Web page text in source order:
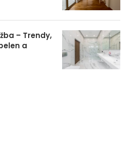
– Trendy,
a